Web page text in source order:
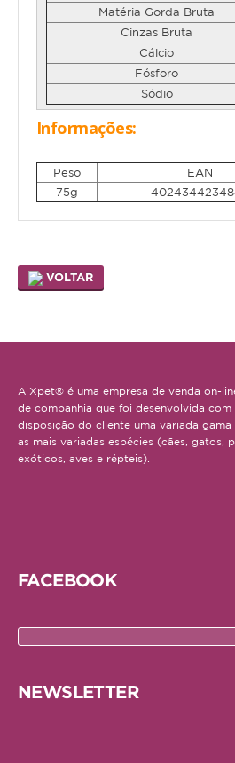
Ratazana
Ouriço
Aves
Médias
Grandes
Repteis
SNACKS E BISCOITOS
Répteis
SUPLEMENTOS
Gato
Matéria Gorda Bruta
Cinzas Bruta
Cálcio
Fósforo
Sódio
Informações:
Peso
EAN
75g
VOLTAR
A Xpet® é uma empresa de venda on-
de companhia que foi desenvolvida
disposição do cliente uma variada
as mais variadas espécies (cães, gatos,
exóticos, aves e répteis).
FACEBOOK
NEWSLETTER